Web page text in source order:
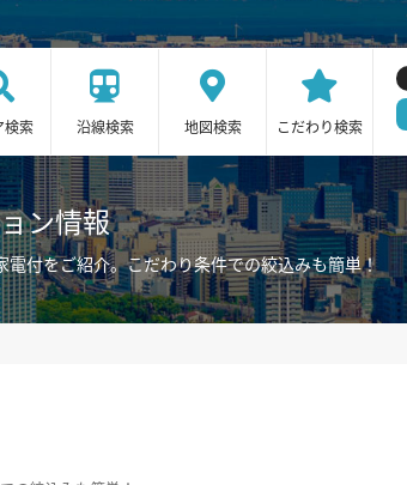
検索 沿線検索 地図検索 こだわり検索
ン情報
付をご紹介。こだわり条件での絞込みも簡単！